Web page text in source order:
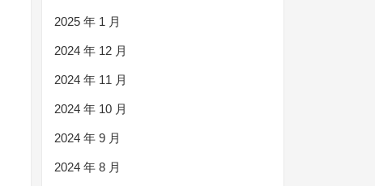
2025 年 1 月
2024 年 12 月
2024 年 11 月
2024 年 10 月
2024 年 9 月
2024 年 8 月